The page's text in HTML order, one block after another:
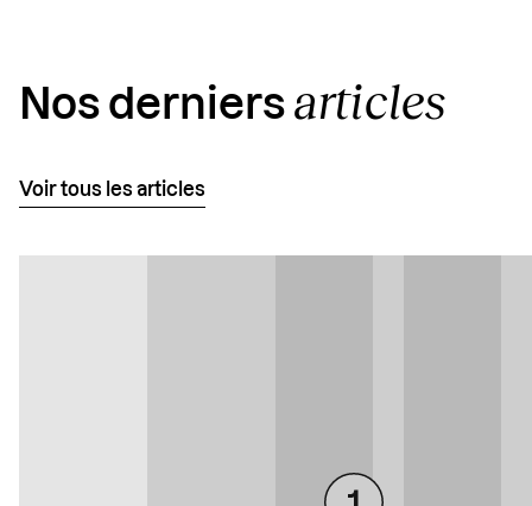
Nos derniers articles
Voir tous les articles